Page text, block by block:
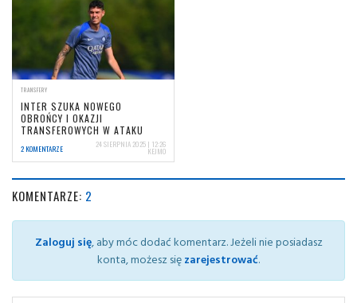
TRANSFERY
INTER SZUKA NOWEGO
OBROŃCY I OKAZJI
TRANSFEROWYCH W ATAKU
2 KOMENTARZE 24 SIERPNIA 2025 | 12:26
KEJMO
KOMENTARZE: 2
Zaloguj się, aby móc dodać komentarz. Jeżeli nie posiadasz
konta, możesz sięzarejestrować.